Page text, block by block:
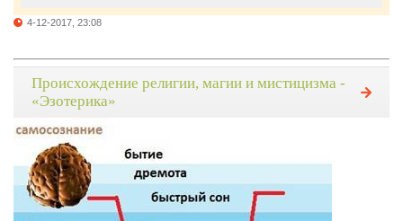
4-12-2017, 23:08
Происхождение религии, магии и мистицизма -
«Эзотерика»